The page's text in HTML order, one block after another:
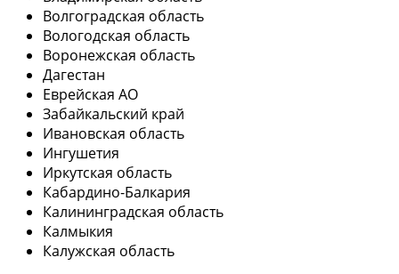
Волгоградская область
Вологодская область
Воронежская область
Дагестан
Еврейская АО
Забайкальский край
Ивановская область
Ингушетия
Иркутская область
Кабардино-Балкария
Калининградская область
Калмыкия
Калужская область